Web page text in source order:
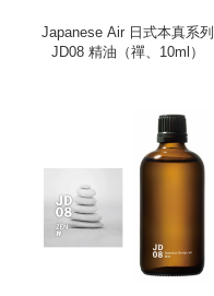
Japanese Air 日式本真系列
JD08 精油（禪、10ml）